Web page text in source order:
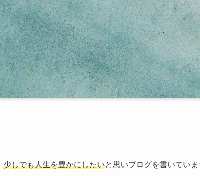
少しでも人生を豊かにしたいと思いブログを書いていま